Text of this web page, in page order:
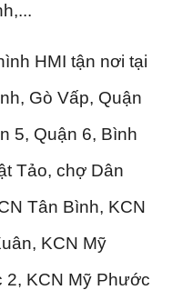
HMI tận nơi tại
Gò Vấp, Quận
5, Quận 6, Bình
Tảo, chợ Dân
Tân Bình, KCN
KCN Mỹ
KCN Mỹ Phước